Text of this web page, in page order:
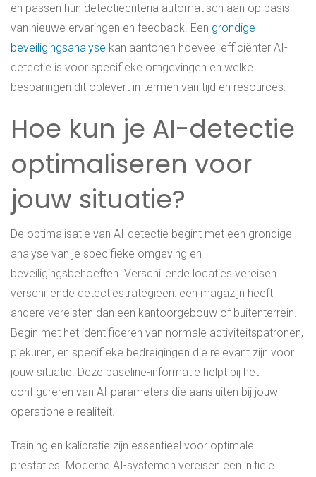
en passen hun detectiecriteria automatisch aan op basis
van nieuwe ervaringen en feedback. Een grondige
beveiligingsanalyse kan aantonen hoeveel efficiënter AI-
detectie is voor specifieke omgevingen en welke
besparingen dit oplevert in termen van tijd en resources.
Hoe kun je AI-detectie
optimaliseren voor
jouw situatie?
De optimalisatie van AI-detectie begint met een grondige
analyse van je specifieke omgeving en
beveiligingsbehoeften. Verschillende locaties vereisen
verschillende detectiestrategieën: een magazijn heeft
andere vereisten dan een kantoorgebouw of buitenterrein.
Begin met het identificeren van normale activiteitspatronen,
piekuren, en specifieke bedreigingen die relevant zijn voor
jouw situatie. Deze baseline-informatie helpt bij het
configureren van AI-parameters die aansluiten bij jouw
operationele realiteit.
Training en kalibratie zijn essentieel voor optimale
prestaties. Moderne AI-systemen vereisen een initiële